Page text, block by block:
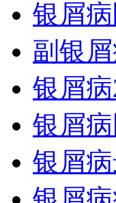
银屑
副银
银屑
银屑
银屑